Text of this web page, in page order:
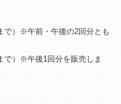
）※午前・午後の2回分とも
）※午後1回分を販売しま